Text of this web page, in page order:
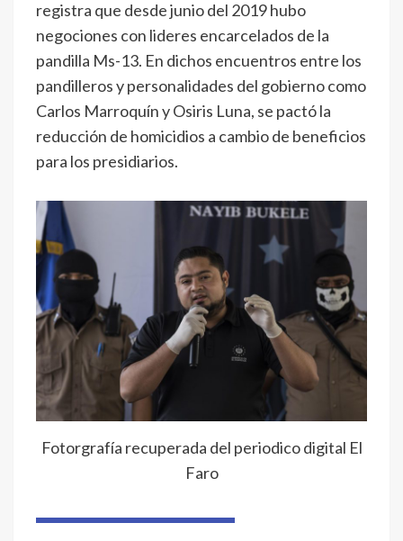
registra que desde junio del 2019 hubo
negociones con lideres encarcelados de la
pandilla Ms-13. En dichos encuentros entre los
pandilleros y personalidades del gobierno como
Carlos Marroquín y Osiris Luna, se pactó la
reducción de homicidios a cambio de beneficios
para los presidiarios.
Fotorgrafía recuperada del periodico digital El
Faro